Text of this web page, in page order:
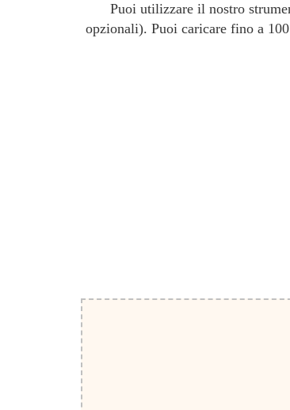
Puoi utilizzare il nostro
opzionali). Puoi caricare fino a